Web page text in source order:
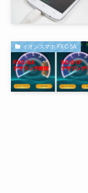
イオンスマホ FXC-5A